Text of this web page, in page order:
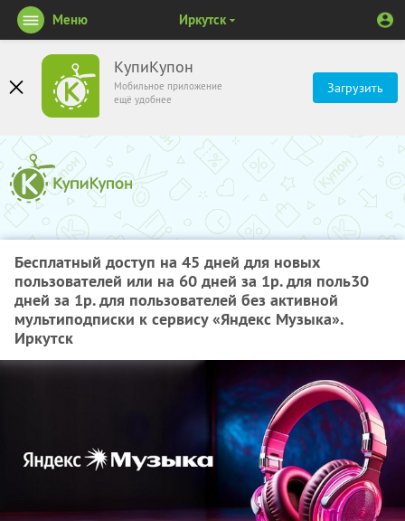
КупиКупон
Мобильное приложение
ещё удобнее
Загрузить
Меню Иркутск
Бесплатный доступ на 45 дней для новых
пользователей или на 60 дней за 1р. для поль30
дней за 1р. для пользователей без активной
мультиподписки к сервису «Яндекс Музыка».
Иркутск